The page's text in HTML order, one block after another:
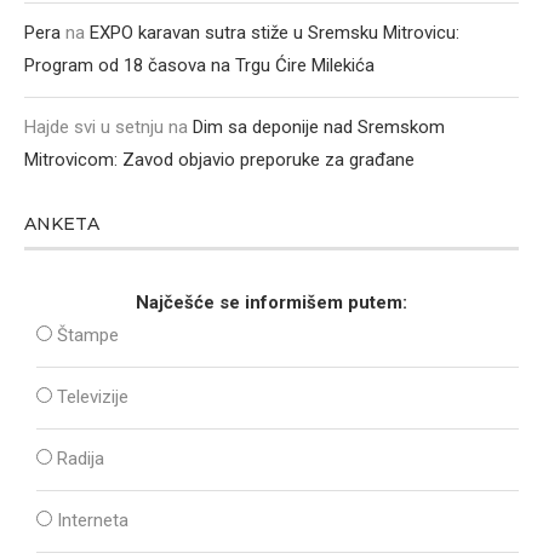
Pera na EXPO karavan sutra stiže u Sremsku Mitrovicu:
Program od 18 časova na Trgu Ćire Milekića
Hajde svi u setnju na Dim sa deponije nad Sremskom
Mitrovicom: Zavod objavio preporuke za građane
ANKETA
Najčešće se informišem putem:
Štampe
Televizije
Radija
Interneta